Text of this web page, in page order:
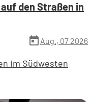
den Straßen in
today Aug., 07 2026
im Südwesten